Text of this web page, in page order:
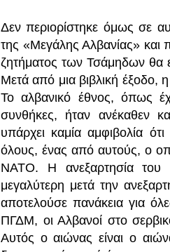
Δεν περιορίστηκε όμως σε
της «Μεγάλης Αλβανίας» και
ζητήματος των Τσάμηδων θα
Μετά από μια βιβλική έξοδο, η
Το αλβανικό έθνος, όπως
συνθήκες, ήταν ανέκαθεν
υπάρχει καμία αμφιβολία
όλους, ένας από αυτούς, ο
ΝΑΤΟ. Η ανεξαρτησία του
μεγαλύτερη μετά την
αποτελούσε πανάκεια για
ΠΓΔΜ, οι Αλβανοί στο
Αυτός ο αιώνας είναι ο